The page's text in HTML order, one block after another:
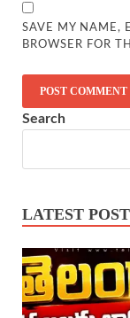
SAVE MY NAME,
BROWSER FOR
Search
LATEST